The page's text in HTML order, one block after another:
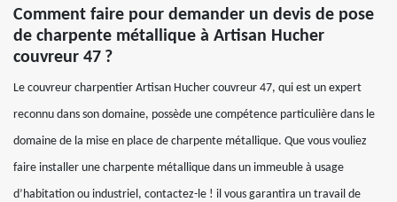
Comment faire pour demander un devis de pose
de charpente métallique à Artisan Hucher
couvreur 47 ?
Le couvreur charpentier Artisan Hucher couvreur 47, qui est un expert
reconnu dans son domaine, possède une compétence particulière dans le
domaine de la mise en place de charpente métallique. Que vous vouliez
faire installer une charpente métallique dans un immeuble à usage
d’habitation ou industriel, contactez-le ! il vous garantira un travail de